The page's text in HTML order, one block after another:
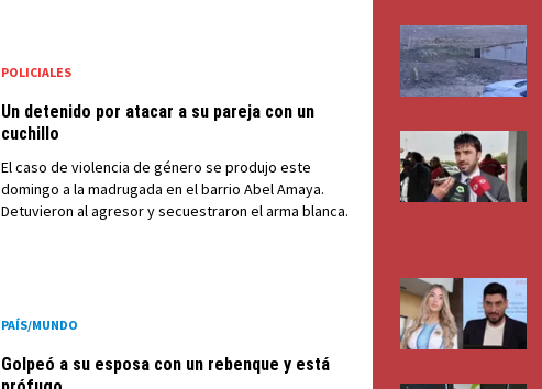
POLICIALES
Un detenido por atacar a su pareja con un
cuchillo
El caso de violencia de género se produjo este
domingo a la madrugada en el barrio Abel Amaya.
Detuvieron al agresor y secuestraron el arma blanca.
PAÍS/MUNDO
Golpeó a su esposa con un rebenque y está